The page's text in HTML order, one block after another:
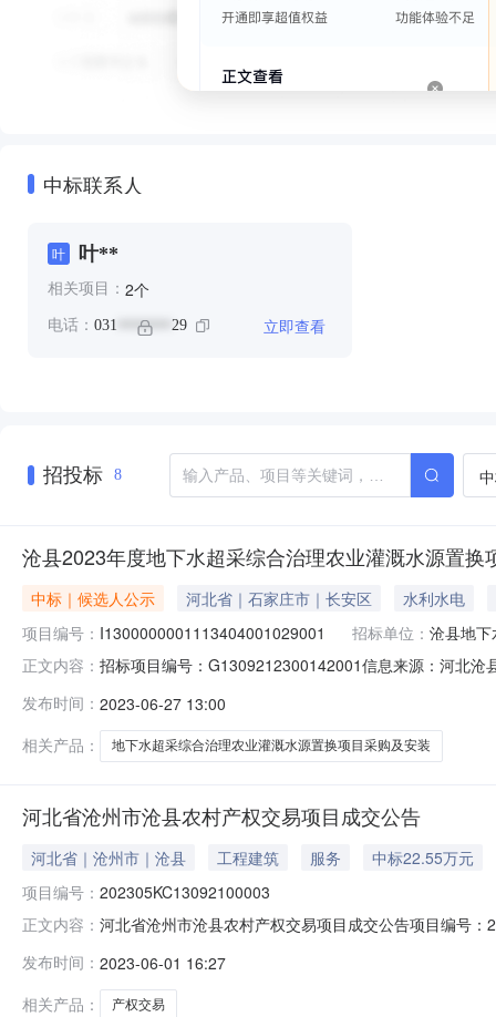
中标联系人
叶 叶**
相关项目： 2个
电话： 031 ******* 29 立即查看
招投标 8
沧县2023年度地下水超采综合治理农业灌溉水源置
中标｜候选人公示 河北省｜石家庄市｜长安区
水利水电
项目编号： I1300000001113404001029001 招标单位： 沧县地
正文内容： 招标项目编号：G1309212300142001信息来源：河北
称：沧县2023年度地下水超采综合治理农业灌溉水源置
发布时间： 2023-06-27 13:00
相关产品：
地下水超采综合治理农业灌溉水源置换项目采购及安装
河北省沧州市沧县农村产权交易项目成交公告
河北省｜沧州市｜沧县 工程建筑 服务
中标22.55万元
项目编号： 202305KC13092100003
正文内容： 河北省沧州市沧县农村产权交易项目成交公告项目编号
原灰土不动，扩宽1.3米灰土。长226米宽3米厚15公分
发布时间： 2023-06-01 16:27
相关产品：
产权交易